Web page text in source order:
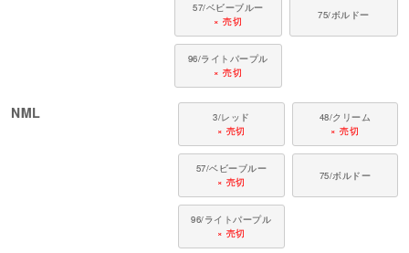
57/ベビーブルー
× 売切
75/ボルドー
96/ライトパープル
× 売切
NML
3/レッド
× 売切
48/クリーム
× 売切
57/ベビーブルー
× 売切
75/ボルドー
96/ライトパープル
× 売切